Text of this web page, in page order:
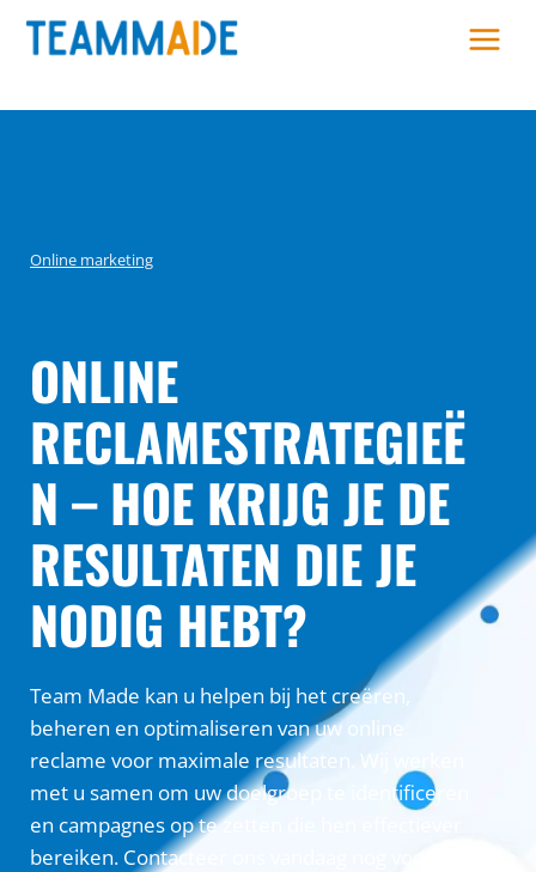
Skip
Online marketing
ONLINE
RECLAMESTRATEGIEË
N – HOE KRIJG JE DE
RESULTATEN DIE JE
NODIG HEBT?
Team Made kan u helpen bij het creëren,
beheren en optimaliseren van uw online
reclame voor maximale resultaten. Wij werken
met u samen om uw doelgroep te identificeren
en campagnes op te zetten die hen effectiever
bereiken. Contacteer ons vandaag nog voor een